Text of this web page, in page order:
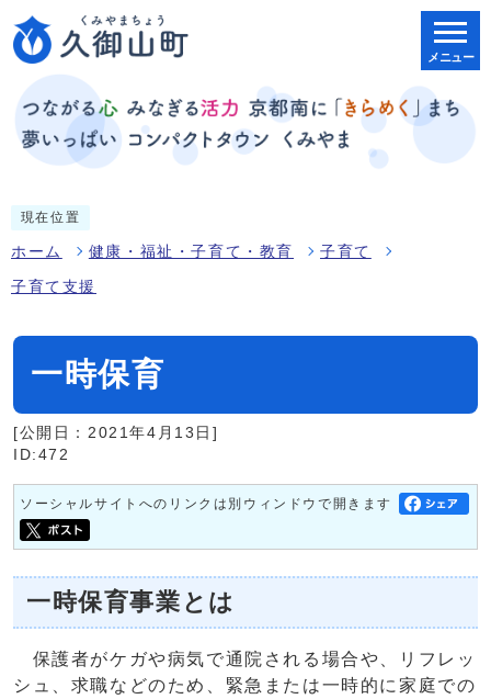
メニュー
現在位置
ホーム 健康・福祉・子育て・教育 子育て
子育て支援
一時保育
[公開日：2021年4月13日]
ID:472
ソーシャルサイトへのリンクは別ウィンドウで開きます
一時保育事業とは
保護者がケガや病気で通院される場合や、リフレッ
シュ、求職などのため、緊急または一時的に家庭での